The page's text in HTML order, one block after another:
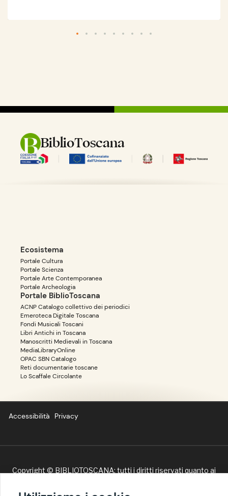
apri suWikipedia
BiblioToscana
Ecosistema
Portale Cultura
Portale Scienza
Portale Arte Contemporanea
Portale Archeologia
Portale BiblioToscana
ACNP Catalogo collettivo dei periodici
Emeroteca Digitale Toscana
Fondi Musicali Toscani
Libri Antichi in Toscana
Manoscritti Medievali in Toscana
MediaLibraryOnline
OPAC SBN Catalogo
Reti documentarie toscane
Lo Scaffale Circolante
Accessibilità Privacy
Copyright © BIBLIOTOSCANA: tutti i diritti riservati quanto ai